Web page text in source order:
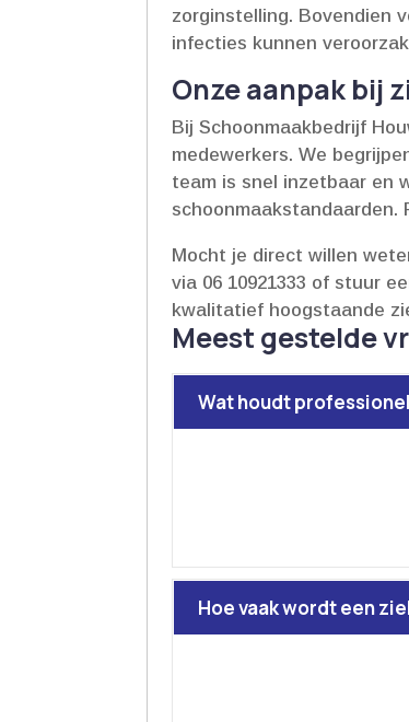
zorginstelling.​ Bovendien
infecties kunnen
Onze aanpak bij
Bij Schoonmaakbedrijf
medewerkers.​ We
team is snel inzetbaar en
schoonmaakstandaarden.​
Mocht je direct willen
via 06 10921333 of stuur
kwalitatief hoogstaande
Meest gestelde
Wat houdt
Hoe vaak wordt een